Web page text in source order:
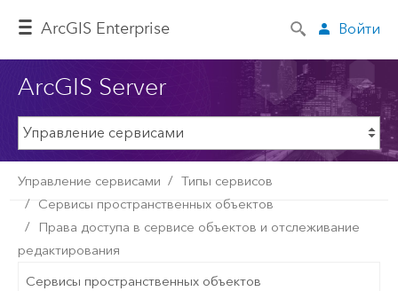
ArcGIS Enterprise Войти
ArcGIS Server
Управление сервисами
Типы сервисов
Сервисы пространственных объектов
Права доступа в сервисе объектов и отслеживание
редактирования
Сервисы пространственных объектов